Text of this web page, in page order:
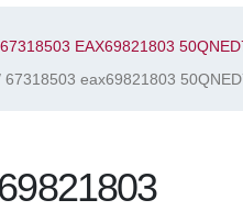
67318503 EAX69821803
eax69821803